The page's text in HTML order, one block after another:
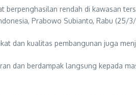
berpenghasilan rendah di kawasan
Prabowo Subianto, Rabu (25/
dan kualitas pembangunan juga
dan berdampak langsung kepada